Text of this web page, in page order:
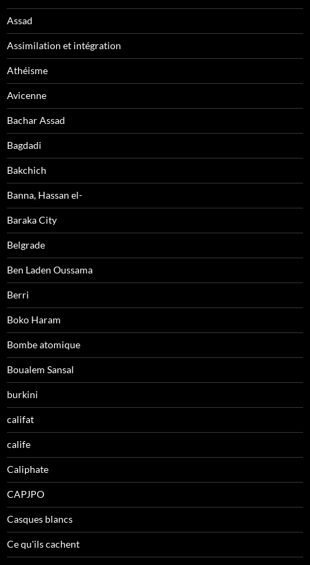
Assad
Assimilation et intégration
Athéisme
Avicenne
Bachar Assad
Bagdadi
Bakchich
Banna, Hassan el-
Baraka City
Belgrade
Ben Laden Oussama
Berri
Boko Haram
Bombe atomique
Boualem Sansal
burkini
califat
calife
Caliphate
CAPJPO
Casques blancs
Ce qu'ils cachent